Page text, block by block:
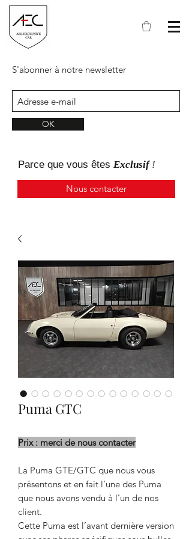
S'abonner à notre newsletter
OK
Parce que vous êtes Exclusif !
Nous contacter
Puma GTC
Prix : merci de nous contacter
La Puma GTE/GTC que nous vous
présentons et en fait l’une des Puma
que nous avons vendu à l’un de nos
client.
Cette Puma est l’avant dernière version